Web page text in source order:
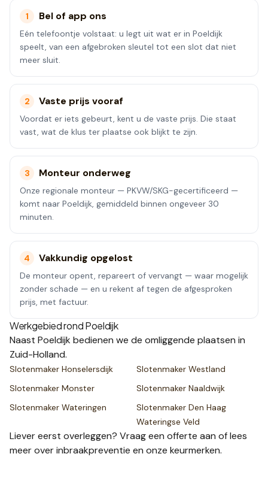
1 Bel of app ons
Eén telefoontje volstaat: u legt uit wat er in Poeldijk
speelt, van een afgebroken sleutel tot een slot dat niet
meer sluit.
2 Vaste prijs vooraf
Voordat er iets gebeurt, kent u de vaste prijs. Die staat
vast, wat de klus ter plaatse ook blijkt te zijn.
3 Monteur onderweg
Onze regionale monteur — PKVW/SKG-gecertificeerd —
komt naar Poeldijk, gemiddeld binnen ongeveer 30
minuten.
4 Vakkundig opgelost
De monteur opent, repareert of vervangt — waar mogelijk
zonder schade — en u rekent af tegen de afgesproken
prijs, met factuur.
Werkgebied rondPoeldijk
Naast Poeldijk bedienen we de omliggende plaatsen in
Zuid-Holland.
Slotenmaker Honselersdijk Slotenmaker Westland
Slotenmaker Monster Slotenmaker Naaldwijk
Slotenmaker Wateringen Slotenmaker Den Haag
Wateringse Veld
Liever eerst overleggen? Vraag een offerte aan of lees
meer overinbraakpreventie en onze keurmerken.